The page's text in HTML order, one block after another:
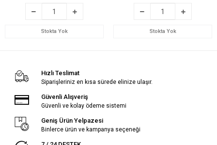
Stokta Yok Stokta Yok
Hızlı Teslimat
Siparişleriniz en kısa sürede elinize ulaşır.
Güvenli Alışveriş
Güvenli ve kolay ödeme sistemi
Geniş Ürün Yelpazesi
Binlerce ürün ve kampanya seçeneği